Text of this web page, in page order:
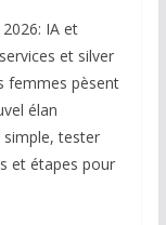
IA et
et silver
femmes pèsent
élan
simple, tester
et étapes pour